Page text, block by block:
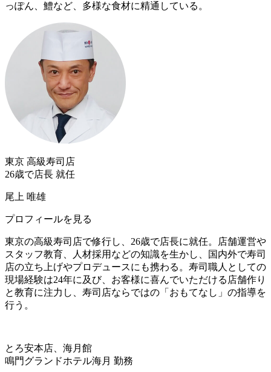
っぽん、鱧など、多様な食材に精通している。
東京 高級寿司店
26歳で店長 就任
尾上 唯雄
プロフィールを見る
東京の高級寿司店で修行し、26歳で店長に就任。店舗運営や
スタッフ教育、人材採用などの知識を生かし、国内外で寿司
店の立ち上げやプロデュースにも携わる。寿司職人としての
現場経験は24年に及び、お客様に喜んでいただける店舗作り
と教育に注力し、寿司店ならではの「おもてなし」の指導を
行う。
とろ安本店、海月館
鳴門グランドホテル海月 勤務